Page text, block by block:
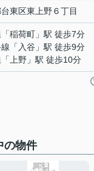
台東区東上野６丁目
「稲荷町 」駅 徒歩7分
「 入谷 」駅 徒歩9分
「 上野 」駅 徒歩10分
の物件